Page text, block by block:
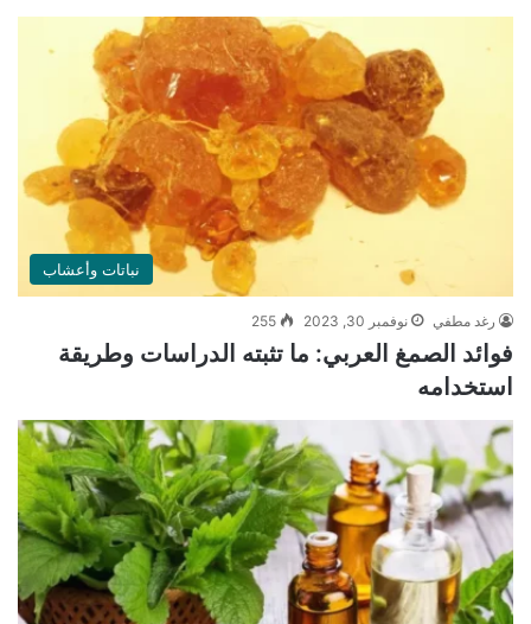
نباتات وأعشاب
رغد مطفي نوفمبر 30, 2023 255
فوائد الصمغ العربي: ما تثبته الدراسات وطريقة
استخدامه